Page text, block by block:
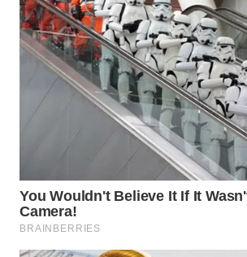
UTARA
WN
SAMOSIR
WN
SUMEDANG
WN